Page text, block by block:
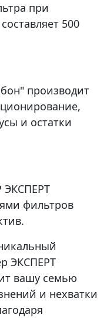
при
500
производит
и остатки
ЭКСПЕРТ
фильтров
ЭКСПЕРТ
вашу семью
и нехватки